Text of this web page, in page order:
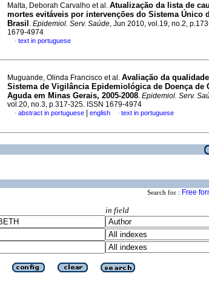
Malta, Deborah Carvalho et al. Atualização da lista de
mortes evitáveis por intervenções do Sistema Único
Brasil . Epidemiol. Serv. Saúde, Jun 2010, vol.19, no.2,
1679-4974
· text in portuguese
Muguande, Olinda Francisco et al. Avaliação da
Sistema de Vigilância Epidemiológica de Doença de
Aguda em Minas Gerais, 2005-2008. Epidemiol. Serv.
vol.20, no.3, p.317-325. ISSN 1679-4974
· abstract in portuguese english · text in portuguese
Search for : Free
in field